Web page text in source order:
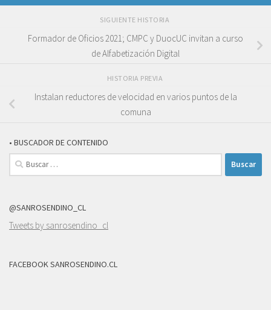
SIGUIENTE HISTORIA
Formador de Oficios 2021; CMPC y DuocUC invitan a curso
de Alfabetización Digital
HISTORIA PREVIA
Instalan reductores de velocidad en varios puntos de la
comuna
• BUSCADOR DE CONTENIDO
Buscar:
@SANROSENDINO_CL
Tweets by sanrosendino_cl
FACEBOOK SANROSENDINO.CL